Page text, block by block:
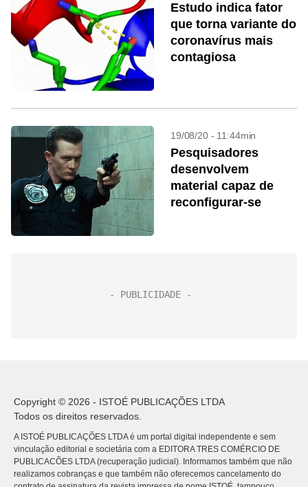
Estudo indica fator
que torna variante do
coronavírus mais
contagiosa
19/08/20 - 11:44min
Pesquisadores
desenvolvem
material capaz de
reconfigurar-se
Copyright © 2026 - ISTOÉ PUBLICAÇÕES LTDA
Todos os direitos reservados.
A ISTOÉ PUBLICAÇÕES LTDA é um portal digital independente e sem
vinculação editorial e societária com a EDITORA TRES COMÉRCIO DE
PUBLICACÕES LTDA (recuperação judicial). Informamos também que não
realizamos cobranças e que também não oferecemos cancelamento do